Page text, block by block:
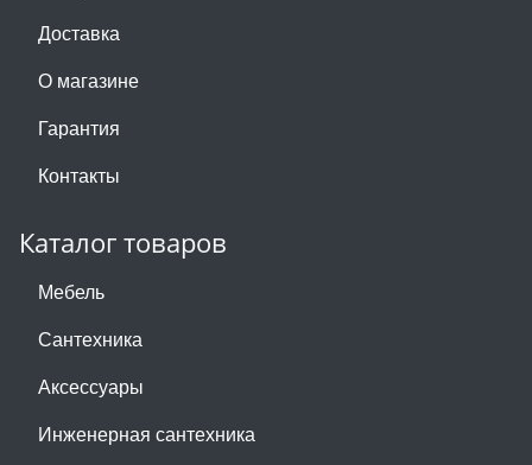
Доставка
О магазине
Гарантия
Контакты
Каталог товаров
Мебель
Сантехника
Аксессуары
Инженерная сантехника